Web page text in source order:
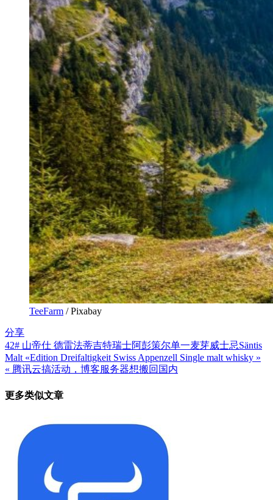
TeeFarm / Pixabay
分享
文
章
导
42# 山帝仕 德雷法蒂吉特瑞士阿彭策尔单一麦芽威士忌Säntis
Malt «Edition Dreifaltigkeit Swiss Appenzell Single malt whisky »
« 腾讯云搞活动，博客服务器想搬回国内
更多类似文章